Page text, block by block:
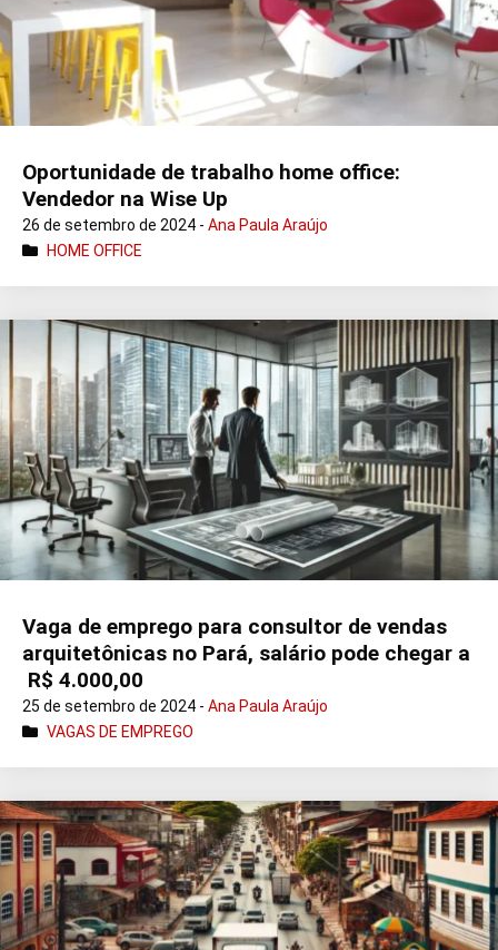
Oportunidade de trabalho home office:
Vendedor na Wise Up
26 de setembro de 2024 - Ana Paula Araújo
HOME OFFICE
Vaga de emprego para consultor de vendas
arquitetônicas no Pará, salário pode chegar a
R$ 4.000,00
25 de setembro de 2024 - Ana Paula Araújo
VAGAS DE EMPREGO